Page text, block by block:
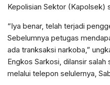
Kepolisian Sektor (Kapolsek)
“Iya benar, telah terjadi
Sebelumnya petugas
ada tranksaksi narkoba,”
Engkos Sarkosi, dilansir
melalui telepon selulernya,